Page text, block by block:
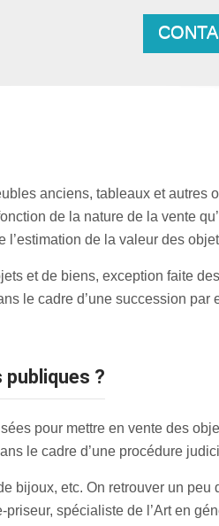
anciens, tableaux et
de la nature de la vente
de la valeur des
et de biens, exception faite
le cadre d’une succession
publiques ?
pour mettre en vente des
le cadre d’une procédure
bijoux, etc. On retrouver un
spécialiste de l’Art en